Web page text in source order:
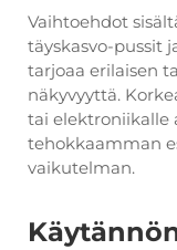
Vaihtoehdot
täyskasvo-pussit
tarjoaa erilaisen
näkyvyyttä.
tai elektroniikalle
tehokkaamman
vaikutelman.